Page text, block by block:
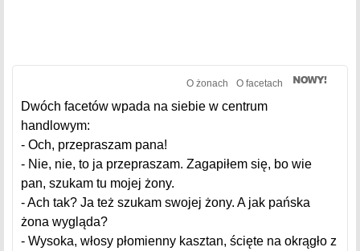
O żonach O facetach
Dwóch facetów wpada na siebie w centrum
handlowym:
- Och, przepraszam pana!
- Nie, nie, to ja przepraszam. Zagapiłem się, bo wie
pan, szukam tu mojej żony.
- Ach tak? Ja też szukam swojej żony. A jak pańska
żona wygląda?
- Wysoka, włosy płomienny kasztan, ścięte na okrągło z